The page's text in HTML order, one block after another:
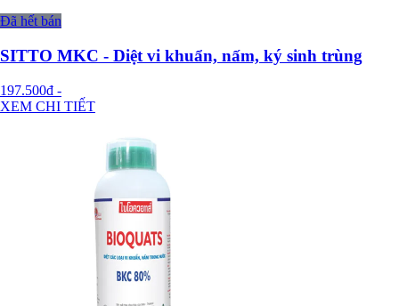
Đã hết bán
SITTO MKC - Diệt vi khuẩn, nấm, ký sinh trùng
197.500đ -
XEM CHI TIẾT